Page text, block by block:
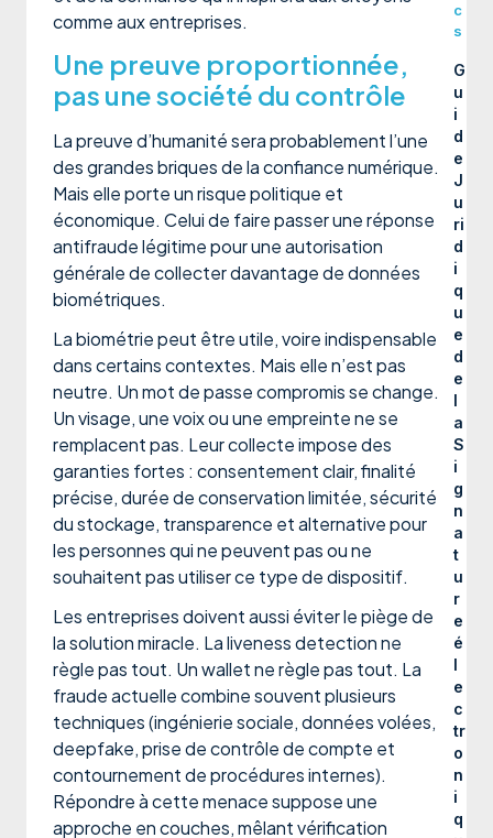
comme aux entreprises.
Une preuve proportionnée,
pas une société du contrôle
La preuve d’humanité sera probablement l’une
des grandes briques de la confiance numérique.
Mais elle porte un risque politique et
économique. Celui de faire passer une réponse
antifraude légitime pour une autorisation
générale de collecter davantage de données
biométriques.
La biométrie peut être utile, voire indispensable
dans certains contextes. Mais elle n’est pas
neutre. Un mot de passe compromis se change.
Un visage, une voix ou une empreinte ne se
remplacent pas. Leur collecte impose des
garanties fortes : consentement clair, finalité
précise, durée de conservation limitée, sécurité
du stockage, transparence et alternative pour
les personnes qui ne peuvent pas ou ne
souhaitent pas utiliser ce type de dispositif.
Les entreprises doivent aussi éviter le piège de
la solution miracle. La liveness detection ne
règle pas tout. Un wallet ne règle pas tout. La
fraude actuelle combine souvent plusieurs
techniques (ingénierie sociale, données volées,
deepfake, prise de contrôle de compte et
contournement de procédures internes).
Répondre à cette menace suppose une
approche en couches, mêlant vérification
c
s
G
u
i
d
e
J
u
ri
d
i
q
u
e
d
e
l
a
S
i
g
n
a
t
u
r
e
é
l
e
c
tr
o
n
i
q